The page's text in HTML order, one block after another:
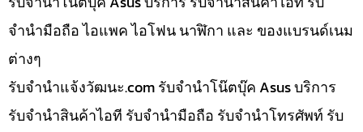
จำนำมือถือ ไอแพค ไอโฟน นาฬิกา และ ของแบรนด์เนม
ต่างๆ
รับจํานําแจ้งวัฒนะ.com รับจำนำโน๊ตบุ๊ค Asus บริการ
รับจำนำสินค้าไอที รับจำนำมือถือ รับจำนำโทรศัพท์ รับ